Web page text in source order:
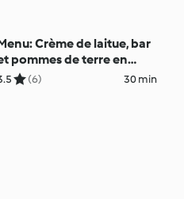
Crème de laitue, bar
pommes de terre en
au cresson
(6) 30 min